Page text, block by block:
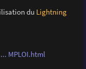
du Lightning
MPLOI.html